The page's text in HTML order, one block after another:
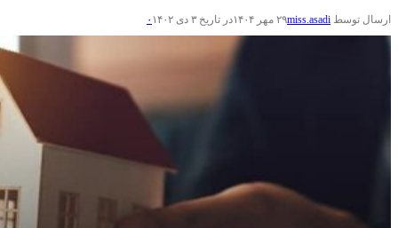
ارسال توسط miss.asadi۲۹ مهر ۱۴۰۴ در تاریخ ۳ دی ۱۴۰۲ ۰